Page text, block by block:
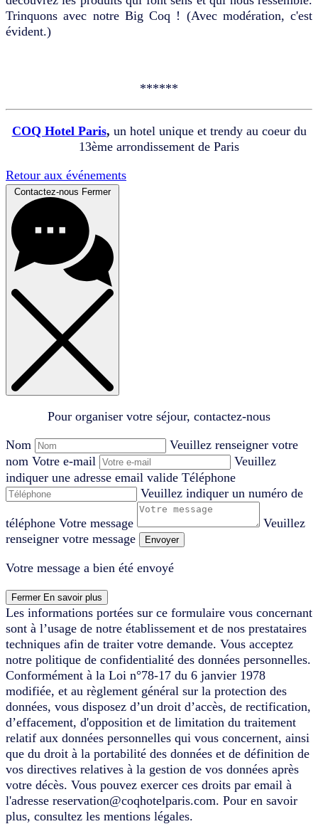
Trinquons avec notre Big Coq ! (Avec modération, c'est
évident.)
******
COQ Hotel Paris, un hotel unique et trendy au coeur du
13ème arrondissement de Paris
Retour aux événements
Contactez-nous Fermer
Pour organiser votre séjour, contactez-nous
Nom
Veuillez renseigner votre
nom Votre e-mail
Veuillez
indiquer une adresse email valide Téléphone
Veuillez indiquer un numéro de
téléphone Votre message
Veuillez
renseigner votre message
Envoyer
Votre message a bien été envoyé
Fermer En savoir plus
Les informations portées sur ce formulaire vous concernant
sont à l’usage de notre établissement et de nos prestataires
techniques afin de traiter votre demande. Vous acceptez
notre politique de confidentialité des données personnelles.
Conformément à la Loi n°78-17 du 6 janvier 1978
modifiée, et au règlement général sur la protection des
données, vous disposez d’un droit d’accès, de rectification,
d’effacement, d'opposition et de limitation du traitement
relatif aux données personnelles qui vous concernent, ainsi
que du droit à la portabilité des données et de définition de
vos directives relatives à la gestion de vos données après
votre décès. Vous pouvez exercer ces droits par email à
l'adresse reservation@coqhotelparis.com. Pour en savoir
plus, consultez les mentions légales.